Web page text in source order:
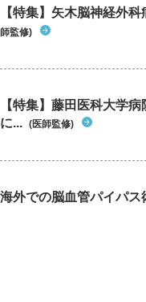
【特集】矢木脳神経外
師監修)
【特集】藤田医科大学
に... (医師監修)
海外での脳血管パイパス